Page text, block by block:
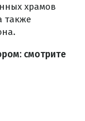
храмов
также
смотрите